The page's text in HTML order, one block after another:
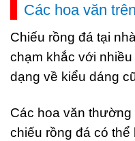
Các hoa văn
Chiếu rồng đá tại
chạm khắc với
dạng về kiểu dáng
Các hoa văn
chiếu rồng đá có thể